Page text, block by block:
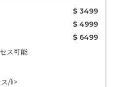
$ 3499
$ 4999
$ 6499
ス可能
/li>